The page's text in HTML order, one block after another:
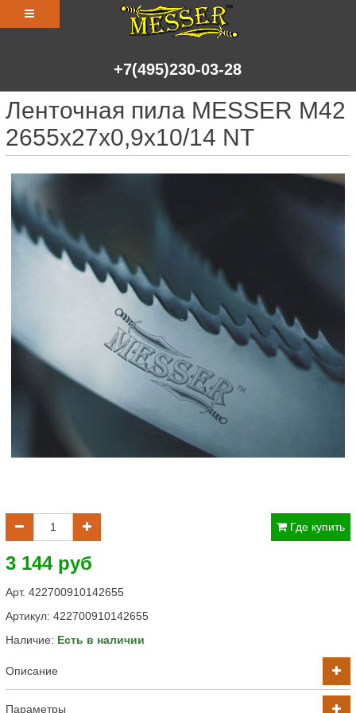
+7(495)230-03-28
Ленточная пила MESSER М42
2655х27х0,9х10/14 NT
Где купить
3 144 руб
Арт. 422700910142655
Артикул: 422700910142655
Наличие: Есть в наличии
Описание
Параметры